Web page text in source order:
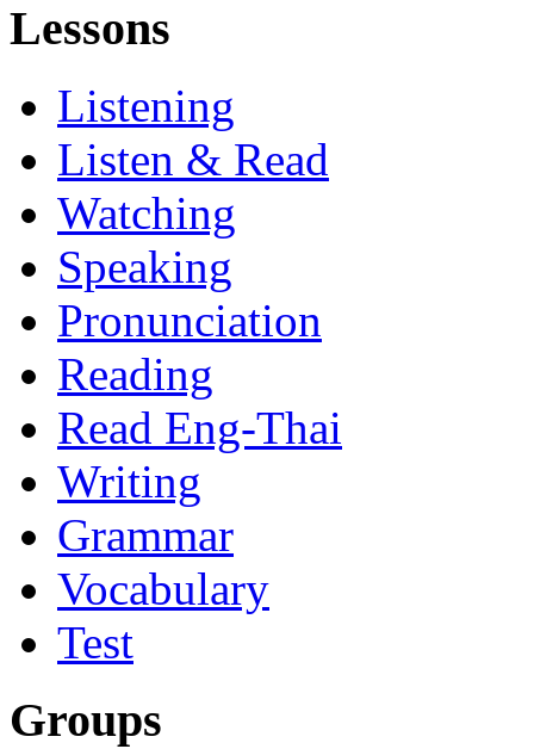
Lessons
Listening
Listen & Read
Watching
Speaking
Pronunciation
Reading
Read Eng-Thai
Writing
Grammar
Vocabulary
Test
Groups